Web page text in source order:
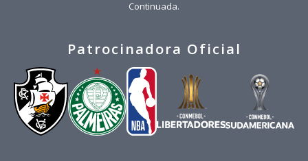
Continuada.
Patrocinadora Oficial